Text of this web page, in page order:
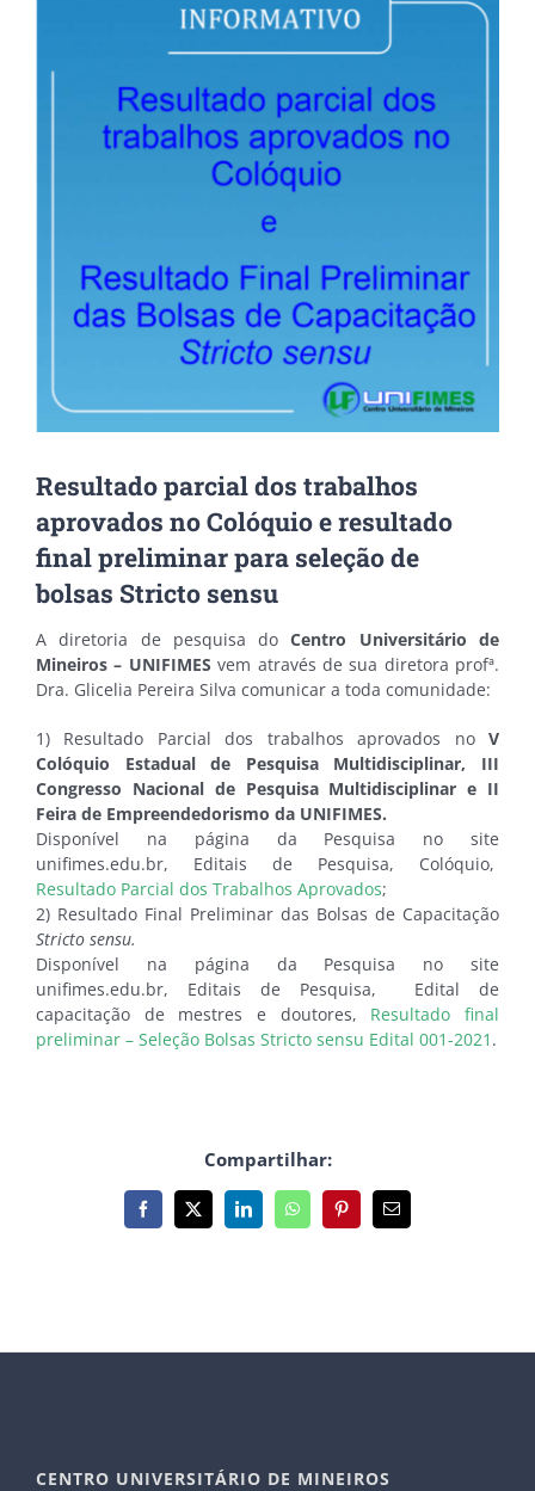
Resultado parcial dos trabalhos
aprovados no Colóquio e resultado
final preliminar para seleção de
bolsas Stricto sensu
A diretoria de pesquisa doCentro Universitário de
Mineiros – UNIFIMES vem através de sua diretora profª.
Dra. Glicelia Pereira Silva comunicar a toda comunidade:
1) Resultado Parcial dos trabalhos aprovados noV
Colóquio Estadual de Pesquisa Multidisciplinar, III
Congresso Nacional de Pesquisa Multidisciplinar e II
Feira de Empreendedorismo da UNIFIMES.
Disponível na página da Pesquisa no site
unifimes.edu.br, Editais de Pesquisa, Colóquio,
Resultado Parcial dos Trabalhos Aprovados;
2) Resultado Final Preliminar das Bolsas de Capacitação
Stricto sensu.
Disponível na página da Pesquisa no site
unifimes.edu.br, Editais de Pesquisa, Edital de
capacitação de mestres e doutores, Resultado final
preliminar – Seleção Bolsas Stricto sensu Edital 001-2021 .
Compartilhar:
Facebook
X LinkedInWhatsAppPinterest
E-
mail
CENTRO UNIVERSITÁRIO DE MINEIROS